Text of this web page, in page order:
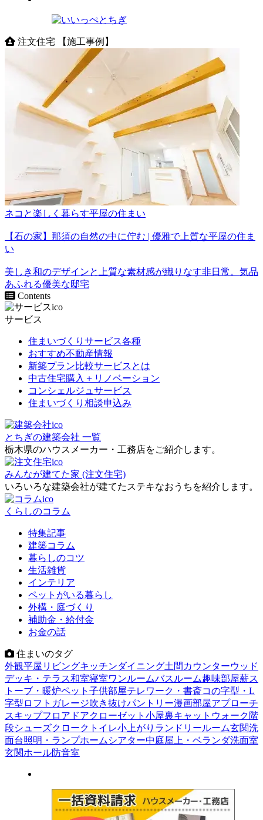
注文住宅 【施工事例】
ネコと楽しく暮らす平屋の住まい
【石の家】那須の自然の中に佇む | 優雅で上質な平屋の住ま
い
美しき和のデザインと上質な素材感が織りなす非日常。気品
あふれる優美な邸宅
Contents
サービス
住まいづくりサービス各種
おすすめ不動産情報
新築プラン比較サービスとは
中古住宅購入＋リノベーション
コンシェルジュサービス
住まいづくり相談申込み
とちぎの建築会社 一覧
栃木県のハウスメーカー・工務店をご紹介します。
みんなが建てた家 (注文住宅)
いろいろな建築会社が建てたステキなおうちを紹介します。
くらしのコラム
特集記事
建築コラム
暮らしのコツ
生活雑貨
インテリア
ペットがいる暮らし
外構・庭づくり
補助金・給付金
お金の話
住まいのタグ
外観平屋 リビングキッチンダイニング土間 カウンターウッド
デッキ・テラス和室寝室ワンルームバスルーム趣味部屋薪ス
トーブ・暖炉ペット 子供部屋テレワーク・書斎コの字型・L
字型 ロフト ガレージ吹き抜けパントリー漫画部屋アプローチ
スキップフロア ドアクローゼット 小屋裏キャットウォーク 階
段シューズクローク トイレ小上がり ランドリールーム玄関洗
面台照明・ランプホームシアター中庭屋上・ベランダ洗面室
玄関ホール防音室